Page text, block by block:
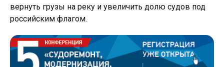
вернуть грузы на реку и увеличить долю судов под
российским флагом.